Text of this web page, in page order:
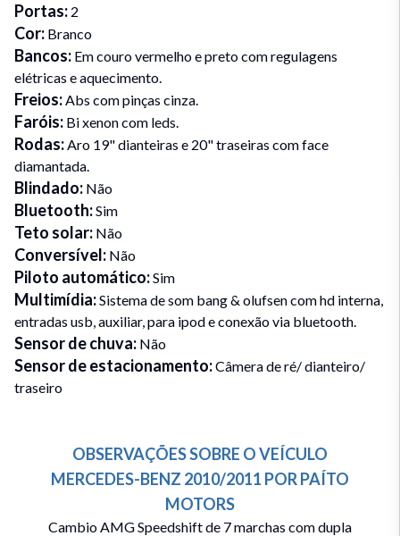
Portas: 2
Cor: Branco
Bancos: Em couro vermelho e preto com regulagens
elétricas e aquecimento.
Freios:Abs com pinças cinza.
Faróis: Bi xenon com leds.
Rodas:Aro 19" dianteiras e 20" traseiras com face
diamantada.
Blindado: Não
Bluetooth:Sim
Teto solar: Não
Conversível: Não
Piloto automático:Sim
Multimídia:Sistema de som bang & olufsen com hd interna,
entradas usb, auxiliar, para ipod e conexão via bluetooth.
Sensor de chuva: Não
Sensor de estacionamento:Câmera de ré/ dianteiro/
traseiro
OBSERVAÇÕES SOBRE O VEÍCULO
MERCEDES-BENZ 2010/2011 PORPAÍTO
MOTORS
Cambio AMG Speedshift de 7 marchas com dupla